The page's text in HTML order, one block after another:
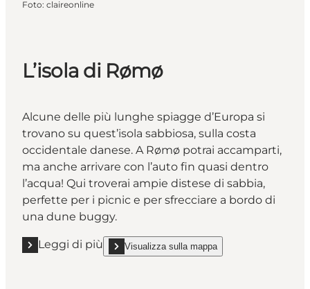
Foto: claireonline
L’isola di Rømø
Alcune delle più lunghe spiagge d’Europa si
trovano su quest’isola sabbiosa, sulla costa
occidentale danese. A Rømø potrai accamparti,
ma anche arrivare con l’auto fin quasi dentro
l’acqua! Qui troverai ampie distese di sabbia,
perfette per i picnic e per sfrecciare a bordo di
una dune buggy.
Leggi di più
Leggi di più "L’isola di Rømø"
Visualizza sulla mappa
show L’isola di Rømø on_map